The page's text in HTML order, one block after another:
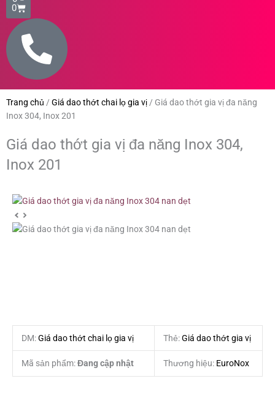
0
Trang chủ / Giá dao thớt chai lọ gia vị / Giá dao thớt gia vị đa năng
Inox 304, Inox 201
Giá dao thớt gia vị đa năng Inox 304,
Inox 201
DM:Giá dao thớt chai lọ gia vị Thẻ:Giá dao thớt gia vị
Mã sản phẩm:Đang cập nhật Thương hiệu: EuroNox